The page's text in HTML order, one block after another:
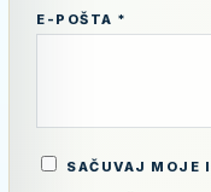
E-POŠTA *
SAČUVAJ MOJE